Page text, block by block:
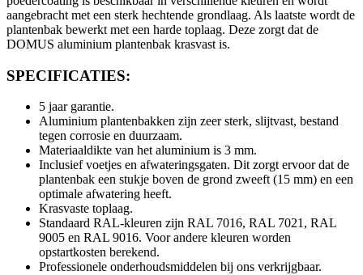
aangebracht met een sterk hechtende grondlaag. Als laatste wordt de
plantenbak bewerkt met een harde toplaag. Deze zorgt dat de
DOMUS aluminium plantenbak krasvast is.
SPECIFICATIES:
5 jaar garantie.
Aluminium plantenbakken zijn zeer sterk, slijtvast, bestand
tegen corrosie en duurzaam.
Materiaaldikte van het aluminium is 3 mm.
Inclusief voetjes en afwateringsgaten. Dit zorgt ervoor dat de
plantenbak een stukje boven de grond zweeft (15 mm) en een
optimale afwatering heeft.
Krasvaste toplaag.
Standaard RAL-kleuren zijn RAL 7016, RAL 7021, RAL
9005 en RAL 9016. Voor andere kleuren worden
opstartkosten berekend.
Professionele onderhoudsmiddelen bij ons verkrijgbaar.